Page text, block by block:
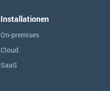
Installationen
On-premises
Cloud
SaaS